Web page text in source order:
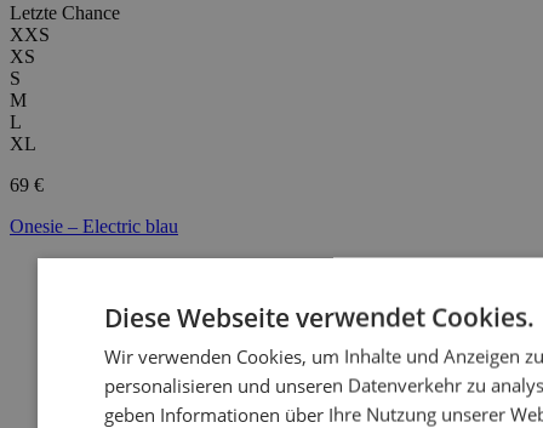
Letzte Chance
XXS
XS
S
M
L
XL
69 €
Onesie – Electric blau
Diese Webseite verwendet Cookies.
Wir verwenden Cookies, um Inhalte und Anzeigen zu
personalisieren und unseren Datenverkehr zu
geben Informationen über Ihre Nutzung unserer